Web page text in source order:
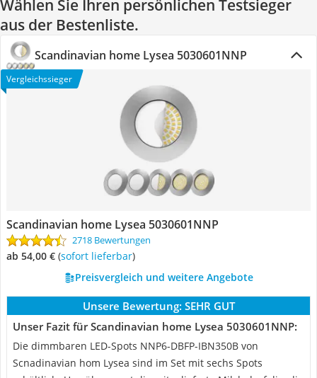
Wählen Sie Ihren persönlichen Testsieger
aus der Bestenliste.
Scandinavian home Lysea 5030601NNP
Vergleichssieger
Scandinavian home Lysea 5030601NNP
2718 Bewertungen
ab 54,00 € ( Sofort lieferbar)
Preisvergleich und weitere Angebote
Unsere Bewertung: SEHR GUT
Unser Fazit für Scandinavian home Lysea 5030601NNP:
Die dimmbaren LED-Spots NNP6-DBFP-IBN350B von
Scnadinavian hom Lysea sind im Set mit sechs Spots